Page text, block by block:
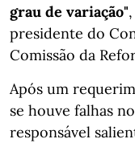
grau de variação"
presidente do
Comissão da
Após um
se houve falhas
responsável